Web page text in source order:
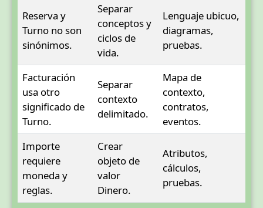
Reserva y
Turno no son
sinónimos.
Separar
conceptos y
ciclos de
vida.
Lenguaje ubicuo,
diagramas,
pruebas.
Facturación
usa otro
significado de
Turno.
Separar
contexto
delimitado.
Mapa de
contexto,
contratos,
eventos.
Importe
requiere
moneda y
reglas.
Crear
objeto de
valor
Dinero.
Atributos,
cálculos,
pruebas.